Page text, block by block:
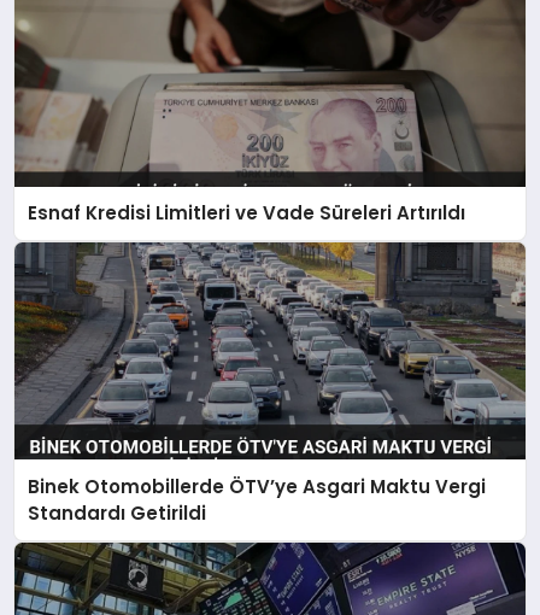
Esnaf Kredisi Limitleri ve Vade Süreleri Artırıldı
Binek Otomobillerde ÖTV’ye Asgari Maktu Vergi
Standardı Getirildi